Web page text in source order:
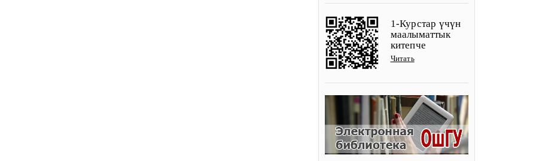
1-Курстар үчүн
маалыматтык
китепче
Читать